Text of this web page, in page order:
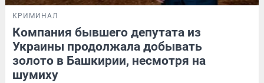
КРИМИНАЛ
Компания бывшего депутата из
Украины продолжала добывать
золото в Башкирии, несмотря на
шумиху